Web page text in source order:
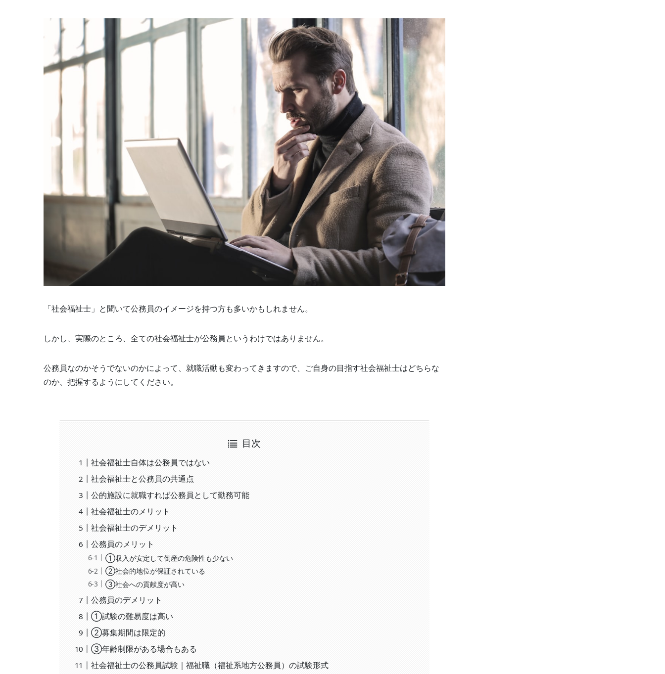
「社会福祉士」と聞いて公務員のイメージを持つ方も多いかもしれません。
しかし、実際のところ、全ての社会福祉士が公務員というわけではありません。
公務員なのかそうでないのかによって、就職活動も変わってきますので、ご自身の目指す社会福祉士はどちらな
のか、把握するようにしてください。
目次
社会福祉士自体は公務員ではない
社会福祉士と公務員の共通点
公的施設に就職すれば公務員として勤務可能
社会福祉士のメリット
社会福祉士のデメリット
公務員のメリット
①収入が安定して倒産の危険性も少ない
②社会的地位が保証されている
③社会への貢献度が高い
公務員のデメリット
①試験の難易度は高い
②募集期間は限定的
③年齢制限がある場合もある
社会福祉士の公務員試験｜福祉職（福祉系地方公務員）の試験形式